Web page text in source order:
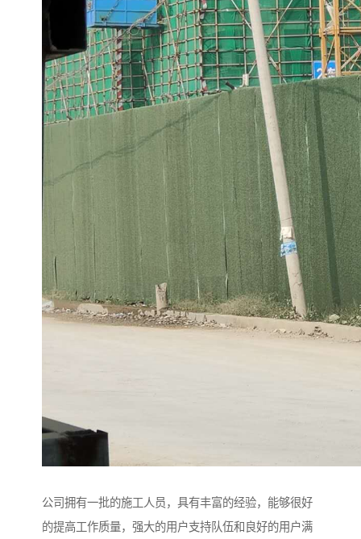
公司拥有一批的施工人员，具有丰富的经验，能够很好
的提高工作质量，强大的用户支持队伍和良好的用户满